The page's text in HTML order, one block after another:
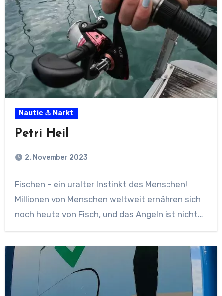
Nautic ⚓ Markt
Petri Heil
2. November 2023
Fischen – ein uralter Instinkt des Menschen!
Millionen von Menschen weltweit ernähren sich
noch heute von Fisch, und das Angeln ist nicht…